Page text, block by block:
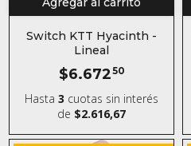
Switch KTT Hyacinth -
Lineal
$6.67250
Hasta3 cuotas sin interés
de $2.616,67